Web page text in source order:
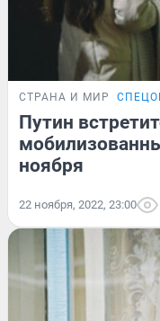
СТРАНА И МИР
Путин
ноября
22 ноября, 2022, 23:00